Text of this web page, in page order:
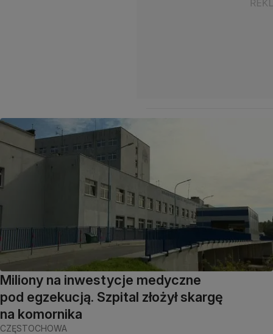
Miliony na inwestycje medyczne
pod egzekucją. Szpital złożył skargę
na komornika
CZĘSTOCHOWA